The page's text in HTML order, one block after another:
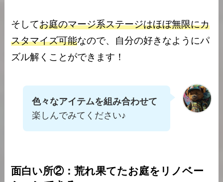
そしてお庭のマージ系ステージはほぼ無限にカ
スタマイズ可能なので、自分の好きなようにパ
ズル解くことができます！
色々なアイテムを組み合わせて
楽しんでみてください♪
面白い所②：荒れ果てたお庭をリノベー